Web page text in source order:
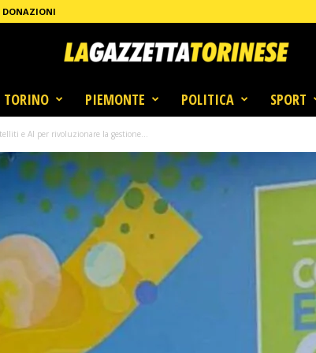
DONAZIONI
TORINO PIEMONTE POLITICA SPORT
e AI per rivoluzionare la gestione...